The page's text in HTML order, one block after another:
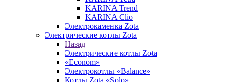
KARINA Trend
KARINA Clio
Электрокаменка Zota
Электрические котлы Zota
Назад
Электрические котлы Zota
«Econom»
Электрокотлы «Balance»
Котлы Zota «Solo»